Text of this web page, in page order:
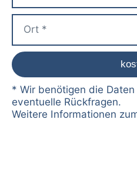
* Wir benötigen die
eventuelle Rückfragen.
Weitere Informationen